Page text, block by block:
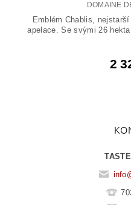
DOMAINE
Emblém Chablis,
apelace. Se svými 26
2
info